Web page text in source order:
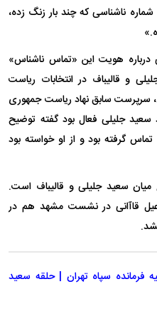
ناشناسی که چند بار زنگ زده،
درباره هویت این «تماس ناشناس»
و قالیباف در انتخابات ریاست
سرپرست سابق نهاد ریاست جمهوری
جلیلی فعال بود گفته توضیح
گرفته بود و از او خواسته بود
میان سعید جلیلی و قالیباف است.
قاآانی در نشست مشهد هم در
فرمانده سپاه تهران | حلقه سعید